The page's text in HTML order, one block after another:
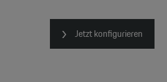
Jetzt konfigurieren